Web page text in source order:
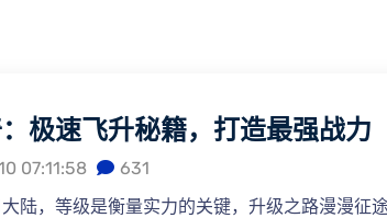
极速飞升秘籍，打造最强战力
07:11:58
631
陆，等级是衡量实力的关键，升级之路漫漫征